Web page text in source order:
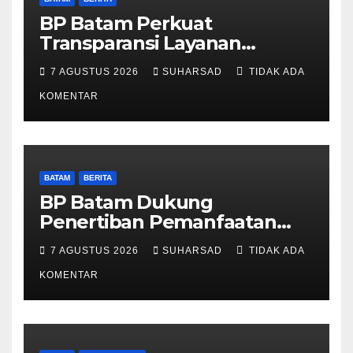
BP Batam Perkuat
Transparansi Layanan
Pertanahan, Alokasi Tanah
Reguler Segera Hadir Melalui
LMS
7 AGUSTUS 2026 SUHARSAD TIDAK ADA
KOMENTAR
BATAM BERITA
BP Batam Dukung
Penertiban Pemanfaatan
Ruang Laut Sesuai
Ketentuan Peraturan
Perundang-undangan
7 AGUSTUS 2026 SUHARSAD TIDAK ADA
KOMENTAR